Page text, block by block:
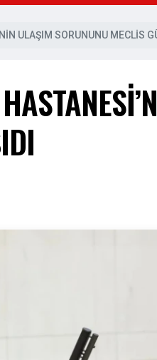
ULAŞIM SORUNUNU MECLİS